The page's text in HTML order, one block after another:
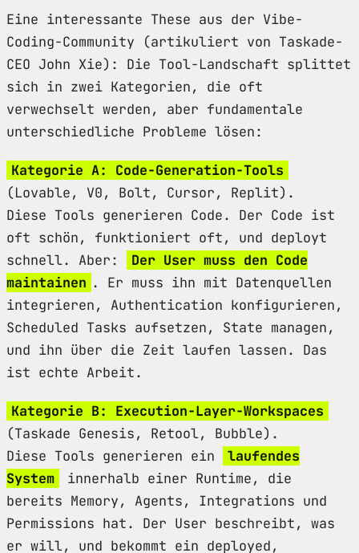
Eine interessante These aus der Vibe-
Coding-Community (artikuliert von Taskade-
CEO John Xie): Die Tool-Landschaft splittet
sich in zwei Kategorien, die oft
verwechselt werden, aber fundamentale
unterschiedliche Probleme lösen:
Kategorie A: Code-Generation-Tools
(Lovable, V0, Bolt, Cursor, Replit).
Diese Tools generieren Code. Der Code ist
oft schön, funktioniert oft, und deployt
schnell. Aber:
Der User muss den Code
maintainen . Er muss ihn mit Datenquellen
integrieren, Authentication konfigurieren,
Scheduled Tasks aufsetzen, State managen,
und ihn über die Zeit laufen lassen. Das
ist echte Arbeit.
Kategorie B: Execution-Layer-Workspaces
(Taskade Genesis, Retool, Bubble).
Diese Tools generieren ein
laufendes
System
innerhalb einer Runtime, die
bereits Memory, Agents, Integrations und
Permissions hat. Der User beschreibt, was
er will, und bekommt ein deployed,